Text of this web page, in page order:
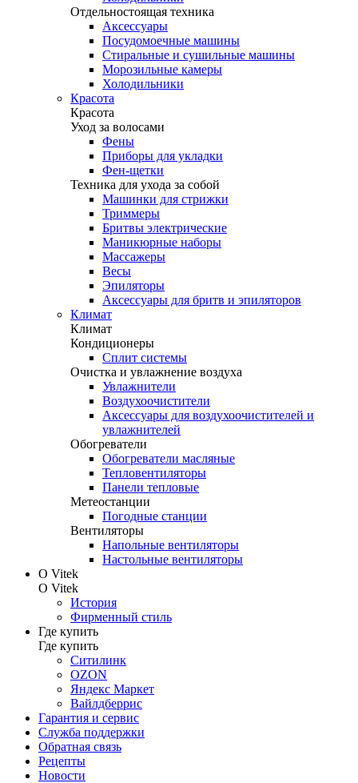
Отдельностоящая техника
Аксессуары
Посудомоечные машины
Стиральные и сушильные машины
Морозильные камеры
Холодильники
Красота
Красота
Уход за волосами
Фены
Приборы для укладки
Фен-щетки
Техника для ухода за собой
Машинки для стрижки
Триммеры
Бритвы электрические
Маникюрные наборы
Массажеры
Весы
Эпиляторы
Аксессуары для бритв и эпиляторов
Климат
Климат
Кондиционеры
Сплит системы
Очистка и увлажнение воздуха
Увлажнители
Воздухоочистители
Аксессуары для воздухоочистителей и
увлажнителей
Обогреватели
Обогреватели масляные
Тепловентиляторы
Панели тепловые
Метеостанции
Погодные станции
Вентиляторы
Напольные вентиляторы
Настольные вентиляторы
О Vitek
О Vitek
История
Фирменный стиль
Где купить
Где купить
Ситилинк
OZON
Яндекс Маркет
Вайлдберрис
Гарантия и сервис
Служба поддержки
Обратная связь
Рецепты
Новости